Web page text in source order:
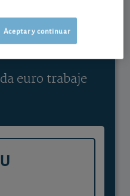
a SOCIOS
con visión
euro trabaje
Aceptar y continuar